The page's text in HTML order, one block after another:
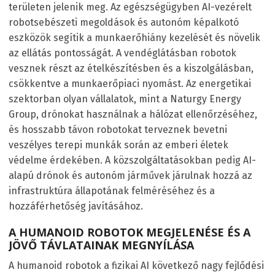
területen jelenik meg. Az egészségügyben AI-vezérelt
robotsebészeti megoldások és autonóm képalkotó
eszközök segítik a munkaerőhiány kezelését és növelik
az ellátás pontosságát. A vendéglátásban robotok
vesznek részt az ételkészítésben és a kiszolgálásban,
csökkentve a munkaerőpiaci nyomást. Az energetikai
szektorban olyan vállalatok, mint a Naturgy Energy
Group, drónokat használnak a hálózat ellenőrzéséhez,
és hosszabb távon robotokat terveznek bevetni
veszélyes terepi munkák során az emberi életek
védelme érdekében. A közszolgáltatásokban pedig AI-
alapú drónok és autonóm járművek járulnak hozzá az
infrastruktúra állapotának felméréséhez és a
hozzáférhetőség javításához.
A HUMANOID ROBOTOK MEGJELENÉSE ÉS A
JÖVŐ TÁVLATAINAK MEGNYÍLÁSA
A humanoid robotok a fizikai AI következő nagy fejlődési